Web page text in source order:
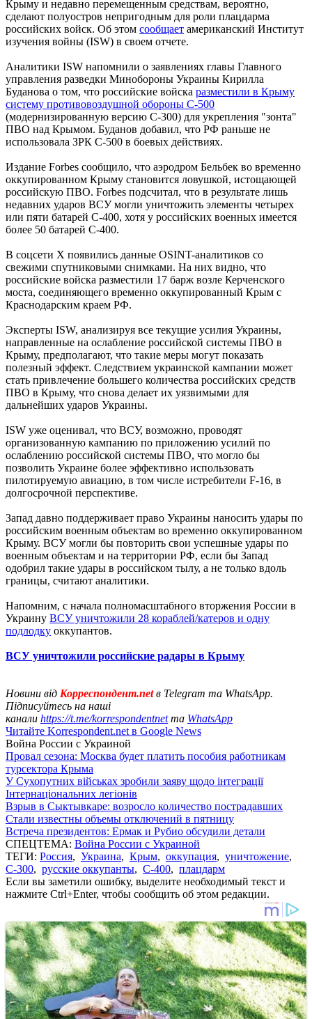
Крыму и недавно перемещенным средствам, вероятно,
сделают полуостров непригодным для роли плацдарма
российских войск. Об этом сообщает американский Институт
изучения войны (ISW) в своем отчете.
Аналитики ISW напомнили о заявлениях главы Главного
управления разведки Минобороны Украины Кирилла
Буданова о том, что российские войска разместили в Крыму
систему противовоздушной обороны С-500
(модернизированную версию С-300) для укрепления "зонта"
ПВО над Крымом. Буданов добавил, что РФ раньше не
использовала ЗРК С-500 в боевых действиях.
Издание Forbes сообщило, что аэродром Бельбек во временно
оккупированном Крыму становится ловушкой, истощающей
российскую ПВО. Forbes подсчитал, что в результате лишь
недавних ударов ВСУ могли уничтожить элементы четырех
или пяти батарей С-400, хотя у российских военных имеется
более 50 батарей С-400.
В соцсети Х появились данные OSINT-аналитиков со
свежими спутниковыми снимками. На них видно, что
российские войска разместили 17 барж возле Керченского
моста, соединяющего временно оккупированный Крым с
Краснодарским краем РФ.
Эксперты ISW, анализируя все текущие усилия Украины,
направленные на ослабление российской системы ПВО в
Крыму, предполагают, что такие меры могут показать
полезный эффект. Следствием украинской кампании может
стать привлечение большего количества российских средств
ПВО в Крыму, что снова делает их уязвимыми для
дальнейших ударов Украины.
ISW уже оценивал, что ВСУ, возможно, проводят
организованную кампанию по приложению усилий по
ослаблению российской системы ПВО, что могло бы
позволить Украине более эффективно использовать
пилотируемую авиацию, в том числе истребители F-16, в
долгосрочной перспективе.
Запад давно поддерживает право Украины наносить удары по
российским военным объектам во временно оккупированном
Крыму. ВСУ могли бы повторить свои успешные удары по
военным объектам и на территории РФ, если бы Запад
одобрил такие удары в российском тылу, а не только вдоль
границы, считают аналитики.
Напомним, с начала полномасштабного вторжения России в
Украину ВСУ уничтожили 28 кораблей/катеров и одну
подлодку оккупантов.
ВСУ уничтожили российские радары в Крыму
Новини від Корреспондент.netв Telegram та WhatsApp.
Підписуйтесь на наші
канали https://t.me/korrespondentnetта WhatsApp
Читайте Korrespondent.net в Google News
Война России с Украиной
Провал сезона: Москва будет платить пособия работникам
турсектора Крыма
У Сухопутних військах зробили заяву щодо інтеграції
Інтернаціональних легіонів
Взрыв в Сыктывкаре: возросло количество пострадавших
Стали известны объемы отключений в пятницу
Встреча президентов: Ермак и Рубио обсудили детали
СПЕЦТЕМА: Война России с Украиной
ТЕГИ: Россия, Украина, Крым, оккупация, уничтожение,
С-300, русские оккупанты, С-400, плацдарм
Если вы заметили ошибку, выделите необходимый текст и
нажмите Ctrl+Enter, чтобы сообщить об этом редакции.